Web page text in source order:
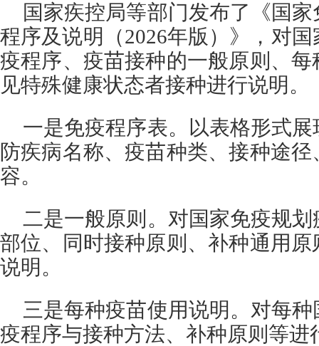
国家疾控局等部门发布了《国
程序及说明（2026年版）》，对
疫程序、疫苗接种的一般原则、
见特殊健康状态者接种进行说明。
一是免疫程序表。以表格形式
防疾病名称、疫苗种类、接种途
容。
二是一般原则。对国家免疫规
部位、同时接种原则、补种通用
说明。
三是每种疫苗使用说明。对每
疫程序与接种方法、补种原则等进